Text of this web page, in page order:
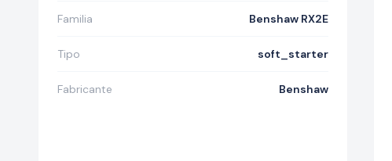
Familia Benshaw RX2E
Tipo soft_starter
Fabricante Benshaw